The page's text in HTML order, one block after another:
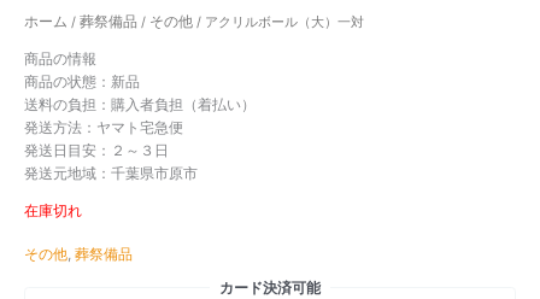
ホーム / 葬祭備品 / その他 / アクリルボール（大）一対
商品の情報
商品の状態： 新品
送料の負担：購入者負担（着払い）
発送方法：ヤマト宅急便
発送日目安：２～３日
発送元地域：千葉県市原市
在庫切れ
その他, 葬祭備品
カード決済可能